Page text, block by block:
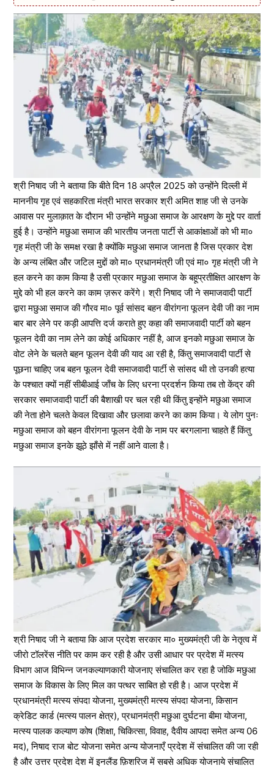
श्री निषाद जी ने बताया कि बीते दिन 18 अप्रैल 2025 को उन्होंने दिल्ली में
माननीय गृह एवं सहकारिता मंत्री भारत सरकार श्री अमित शाह जी से उनके
आवास पर मुलाक़ात के दौरान भी उन्होंने मछुआ समाज के आरक्षण के मुद्दे पर वार्ता
हुई है। उन्होंने मछुआ समाज की भारतीय जनता पार्टी से आकांक्षाओं को भी मा०
गृह मंत्री जी के समक्ष रखा है क्योंकि मछुआ समाज जानता है जिस प्रकार देश
के अन्य लंबित और जटिल मुद्दों को मा० प्रधानमंत्री जी एवं मा० गृह मंत्री जी ने
हल करने का काम किया है उसी प्रकार मछुआ समाज के बहूप्रतीक्षित आरक्षण के
मुद्दे को भी हल करने का काम ज़रूर करेंगे। श्री निषाद जी ने समाजवादी पार्टी
द्वारा मछुआ समाज की गौरव मा० पूर्व सांसद बहन वीरांगना फूलन देवी जी का नाम
बार बार लेने पर कड़ी आपत्ति दर्ज कराते हुए कहा की समाजवादी पार्टी को बहन
फूलन देवी का नाम लेने का कोई अधिकार नहीं है, आज इनको मछुआ समाज के
वोट लेने के चलते बहन फूलन देवी की याद आ रही है, किंतु समाजवादी पार्टी से
पूछना चाहिए जब बहन फूलन देवी समाजवादी पार्टी से सांसद थी तो उनकी हत्या
के पश्चात क्यों नहीं सीबीआई जाँच के लिए धरना प्रदर्शन किया तब तो केंद्र की
सरकार समाजवादी पार्टी की बैशाखी पर चल रही थी किंतु इन्होंने मछुआ समाज
की नेता होने चलते केवल दिखावा और छलावा करने का काम किया। ये लोग पुनः
मछुआ समाज को बहन वीरांगना फूलन देवी के नाम पर बरगलाना चाहते हैं किंतु
मछुआ समाज इनके झूठे झाँसे में नहीं आने वाला है।
श्री निषाद जी ने बताया कि आज प्रदेश सरकार मा० मुख्यमंत्री जी के नेतृत्व में
जीरो टॉलरेंस नीति पर काम कर रही है और उसी आधार पर प्रदेश में मत्स्य
विभाग आज विभिन्न जनकल्याणकारी योजनाए संचालित कर रहा है जोकि मछुआ
समाज के विकास के लिए मिल का पत्थर साबित हो रही है। आज प्रदेश में
प्रधानमंत्री मत्स्य संपदा योजना, मुख्यमंत्री मत्स्य संपदा योजना, किसान
क्रेडिट कार्ड (मत्स्य पालन क्षेत्र), प्रधानमंत्री मछुआ दुर्घटना बीमा योजना,
मत्स्य पालक कल्याण कोष (शिक्षा, चिकित्सा, विवाह, दैवीय आपदा समेत अन्य 06
मद), निषाद राज बोट योजना समेत अन्य योजनाएँ प्रदेश में संचालित की जा रही
है और उत्तर प्रदेश देश में इनलैंड फ़िशरिज में सबसे अधिक योजनाये संचालित